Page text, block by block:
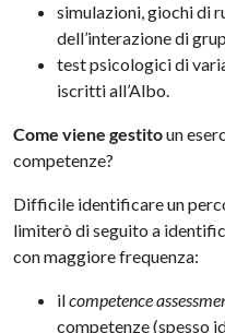
simulazioni, giochi di
dell’interazione di
test psicologici di
iscritti all’Albo.
Come viene gestitoun
competenze?
Difficile identificare un
limiterò di seguito a
con maggiore frequenza:
ilcompetence
competenze (spesso